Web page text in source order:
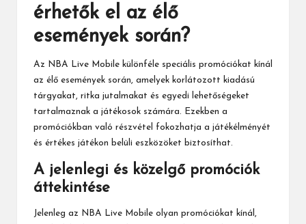
érhetők el az élő
események során?
Az NBA Live Mobile különféle speciális promóciókat kínál
az élő események során, amelyek korlátozott kiadású
tárgyakat, ritka jutalmakat és egyedi lehetőségeket
tartalmaznak a játékosok számára. Ezekben a
promóciókban való részvétel fokozhatja a játékélményét
és értékes játékon belüli eszközöket biztosíthat.
A jelenlegi és közelgő promóciók
áttekintése
Jelenleg az NBA Live Mobile olyan promóciókat kínál,